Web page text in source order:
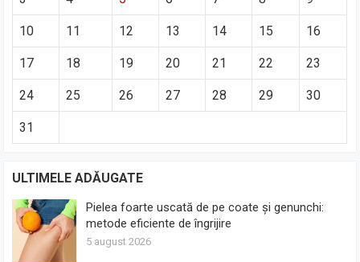
10 11 12 13 14 15 16
17 18 19 20 21 22 23
24 25 26 27 28 29 30
31
ULTIMELE ADĂUGATE
Pielea foarte uscată de pe coate și genunchi:
metode eficiente de îngrijire
5 august 2026